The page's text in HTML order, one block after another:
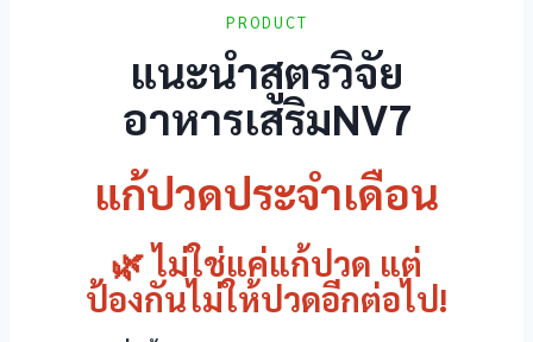
PRODUCT
แนะนำสูตรวิจัย
อาหารเสริมNV7
แก้ปวดประจำเดือน
🌿 ไม่ใช่แค่แก้ปวด แต่
ป้องกันไม่ให้ปวดอีกต่อไป!